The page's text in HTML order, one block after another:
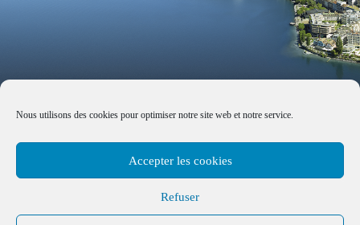
Nous utilisons des cookies pour optimiser notre site web et notre service.
Accepter les cookies
Refuser